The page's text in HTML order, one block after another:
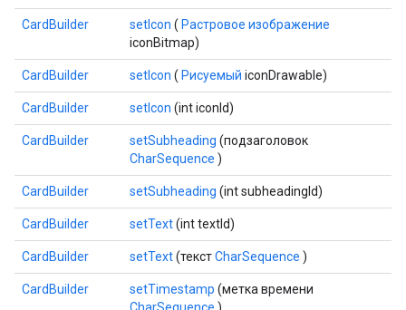
CardBuilder setIcon ( Растровое изображение
iconBitmap)
CardBuilder setIcon ( Рисуемый iconDrawable)
CardBuilder setIcon (int iconId)
CardBuilder setSubheading (подзаголовок
CharSequence )
CardBuilder setSubheading (int subheadingId)
CardBuilder setText(int textId)
CardBuilder setText(текстCharSequence )
CardBuilder setTimestamp (метка времени